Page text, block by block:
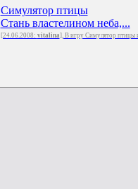
Симулятор птицы
Стань властелином неба,...
[24.06.2008: vitalina], В игру Симулятор птицы